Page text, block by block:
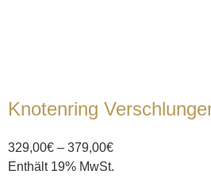
Knotenring
329,00€ – 379,00€
Enthält 19% MwSt.